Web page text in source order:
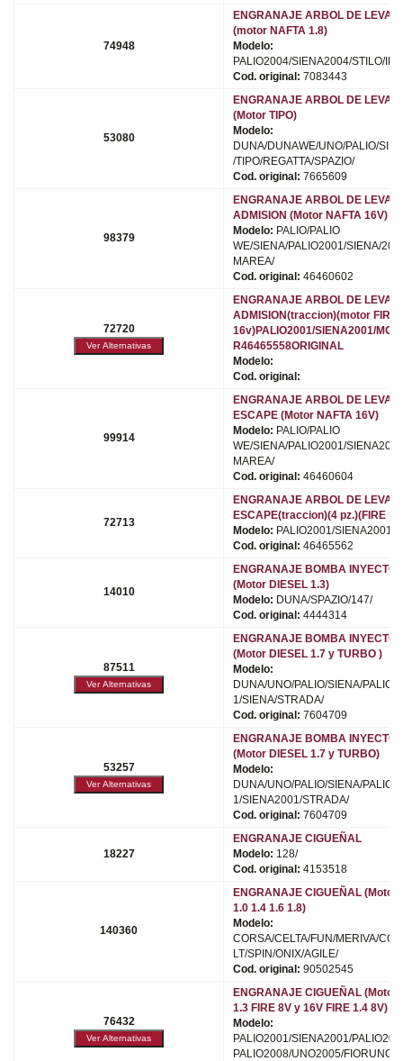
74948
ENGRANAJE ARBOL DE LEVAS
(motor NAFTA 1.8)
Modelo:
PALIO2004/SIENA2004/STILO/
Cod. original: 7083443
53080
ENGRANAJE ARBOL DE LEVAS
(Motor TIPO)
Modelo:
DUNA/DUNAWE/UNO/PALIO/
/TIPO/REGATTA/SPAZIO/
Cod. original: 7665609
98379
ENGRANAJE ARBOL DE LEVAS
ADMISION (Motor NAFTA 16V)
Modelo: PALIO/PALIO
WE/SIENA/PALIO2001/SIENA/
MAREA/
Cod. original: 46460602
72720
ENGRANAJE ARBOL DE LEVAS
ADMISION(traccion)(motor FIRE
16v)PALIO2001/SIENA2001/
R46465558ORIGINAL
Modelo:
Cod. original:
99914
ENGRANAJE ARBOL DE LEVAS
ESCAPE (Motor NAFTA 16V)
Modelo: PALIO/PALIO
WE/SIENA/PALIO2001/
MAREA/
Cod. original: 46460604
72713
ENGRANAJE ARBOL DE LEVAS
ESCAPE(traccion)(4 pz.)(FIRE
Modelo: PALIO2001/SIENA2001/
Cod. original: 46465562
14010
ENGRANAJE BOMBA
(Motor DIESEL 1.3)
Modelo: DUNA/SPAZIO/147/
Cod. original: 4444314
87511
ENGRANAJE BOMBA
(Motor DIESEL 1.7 y TURBO )
Modelo:
DUNA/UNO/PALIO/SIENA/
1/SIENA/STRADA/
Cod. original: 7604709
53257
ENGRANAJE BOMBA
(Motor DIESEL 1.7 y TURBO)
Modelo:
DUNA/UNO/PALIO/SIENA/
1/SIENA2001/STRADA/
Cod. original: 7604709
18227
ENGRANAJE CIGUEÑAL
Modelo: 128/
Cod. original: 4153518
140360
ENGRANAJE CIGUEÑAL (Motor
1.0 1.4 1.6 1.8)
Modelo:
CORSA/CELTA/FUN/MERIVA/
LT/SPIN/ONIX/AGILE/
Cod. original: 90502545
76432
ENGRANAJE CIGUEÑAL (Motor
1.3 FIRE 8V y 16V FIRE 1.4 8V)
Modelo:
PALIO2001/SIENA2001/
PALIO2008/UNO2005/FIORUNO/